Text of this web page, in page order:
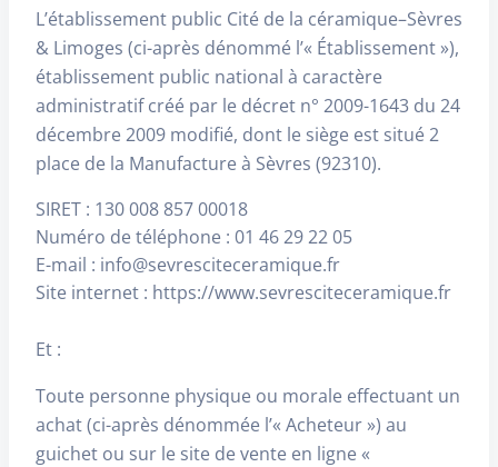
L’établissement public Cité de la céramique–Sèvres
& Limoges (ci-après dénommé l’« Établissement »),
établissement public national à caractère
administratif créé par le décret n° 2009-1643 du 24
décembre 2009 modifié, dont le siège est situé 2
place de la Manufacture à Sèvres (92310).
SIRET : 130 008 857 00018
Numéro de téléphone : 01 46 29 22 05
E-mail : info@sevresciteceramique.fr
Site internet : https://www.sevresciteceramique.fr
Et :
Toute personne physique ou morale effectuant un
achat (ci-après dénommée l’« Acheteur ») au
guichet ou sur le site de vente en ligne «